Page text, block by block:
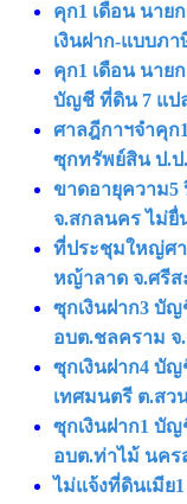
คุก1 เดือน นาย
เงินฝาก-แบบภา
คุก1 เดือน นาย
บัญชี ที่ดิน 7 แป
ศาลฎีกาฯจำคุก
ซุกทรัพย์สิน ป.ป
ขาดอายุความ5
จ.สกลนคร ไม่
ที่ประชุมใหญ่ศ
หญ้าลาด จ.ศรีส
ซุกเงินฝาก3 บั
อบต.ชลคราม จ
ซุกเงินฝาก4 บั
เทศมนตรี ต.สว
ซุกเงินฝาก1 บั
อบต.ท่าไม้ นคร
ไม่แจ้งที่ดินเมีย